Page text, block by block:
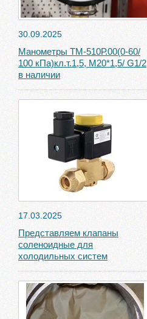
30.09.2025
Манометры ТМ-510Р.00(0-60/
100 кПа)кл.т.1,5, М20*1,5/ G1/2
в наличии
17.03.2025
Представляем клапаны
соленоидные для
холодильных систем